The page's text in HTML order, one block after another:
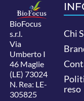
BioFocus
s.r.l.
Via
Umberto I
46 Maglie
(LE) 73024
N. Rea: LE-
305825
Chi
reso